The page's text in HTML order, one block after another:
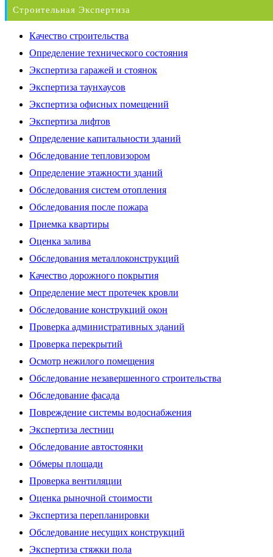
Строительная Экспертиза
Качество строительства
Определение технического состояния
Экспертиза гаражей и стоянок
Экспертиза таунхаусов
Экспертиза офисных помещений
Экспертиза лифтов
Определение капитальности зданий
Обследование тепловизором
Определение этажности зданий
Обследования систем отопления
Обследования после пожара
Приемка квартиры
Оценка залива
Обследования металлоконструкций
Качество дорожного покрытия
Определение мест протечек кровли
Обследование конструкций окон
Проверка административных зданий
Проверка перекрытий
Осмотр нежилого помещения
Обследование незавершенного строительства
Обследование фасада
Повреждение системы водоснабжения
Экспертиза лестниц
Обследование автостоянки
Обмеры площади
Проверка вентиляции
Оценка рыночной стоимости
Экспертиза перепланировки
Обследование несущих конструкций
Экспертиза стяжки пола